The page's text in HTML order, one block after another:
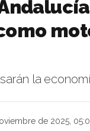
la
de 2025,